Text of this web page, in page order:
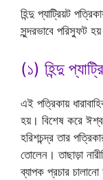
হিন্দু প্যাট্রিয়ট
সুন্দরভাবে পরিস্ফুট
(১) হিন্দু
এই পত্রিকায়
হয়। বিশেষ করে
হরিশচন্দ্র তার
তোলেন। তাছাড়া
ব্যাপক প্রচার